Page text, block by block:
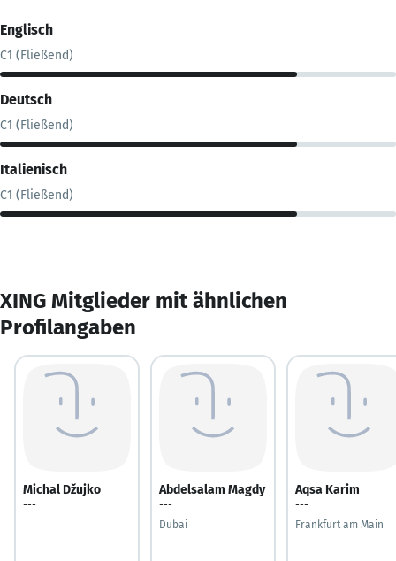
Englisch
C1 (Fließend)
Deutsch
C1 (Fließend)
Italienisch
C1 (Fließend)
XING Mitglieder mit ähnlichen
Profilangaben
Michal Džujko
---
Abdelsalam Magdy
---
Dubai
Aqsa Karim
---
Frankfurt am Main